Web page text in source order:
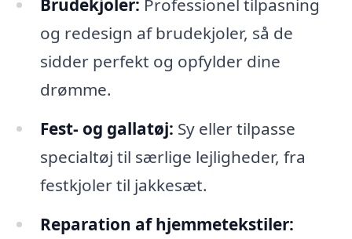
Brudekjoler: Professionel tilpasning
og redesign af brudekjoler, så de
sidder perfekt og opfylder dine
drømme.
Fest- og gallatøj: Sy eller tilpasse
specialtøj til særlige lejligheder, fra
festkjoler til jakkesæt.
Reparation af hjemmetekstiler: